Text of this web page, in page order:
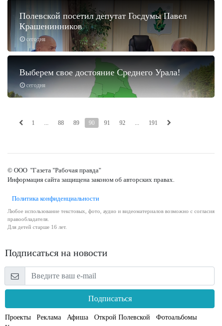
сегодня
Полевской посетил депутат Госдумы Павел
Крашенинников
сегодня
Выберем свое достояние Среднего Урала!
1 88 89 90 91 92 191
© ООО "Газета "Рабочая правда"
Информация сайта защищена законом об авторских правах.
Политика конфиденциальности
Любое использование текстовых, фото, аудио и видеоматериалов возможно с согласия
правообладателя.
Для детей старше 16 лет.
Подписаться на новости
Подписаться
Проекты Реклама Афиша Открой Полевской
Фотоальбомы